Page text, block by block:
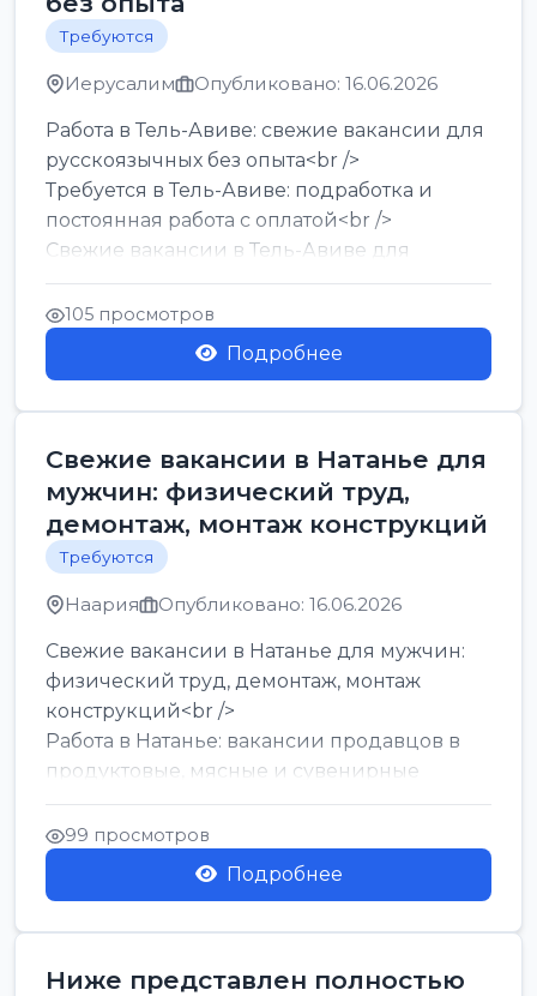
Требуются
Иерусалим Опубликовано: 16.06.2026
Работа в Тель-Авиве: свежие вакансии для
русскоязычных без опыта<br />
Требуется в Тель-Авиве: подработка и
постоянная работа с оплатой<br />
Свежие вакансии в Тель-Авиве для
мужчин и женщин от хозя...
105 просмотров
Подробнее
Свежие вакансии в Натанье для
мужчин: физический труд,
демонтаж, монтаж конструкций
Требуются
Наария Опубликовано: 16.06.2026
Свежие вакансии в Натанье для мужчин:
физический труд, демонтаж, монтаж
конструкций<br />
Работа в Натанье: вакансии продавцов в
продуктовые, мясные и сувенирные
лавки<br />
Разнорабочий на сборку м...
99 просмотров
Подробнее
Ниже представлен полностью